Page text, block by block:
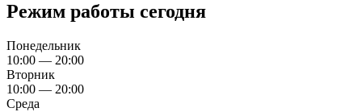
Режим работы сегодня
Понедельник
10:00 — 20:00
Вторник
10:00 — 20:00
Среда